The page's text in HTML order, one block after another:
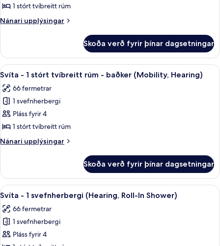
1
stórt
-
baðker
(Mobility,
Hearing)
1 stórt tvíbreitt rúm
Nánari upplýsingar
Nánari
-
stórt
rúm
(Mobility,
Hearing)
Skoða verð fyrir þínar dagsetningar
Skoða
allar
myndir
fyrir
Svíta
-
1
stórt
rúm
baðker
(Mobility,
Hearing)
Rúmföt af bestu gerð, dúnsængur,
7
Svíta - 1 stórt tvíbreitt rúm - baðker (Mobility, Hearing)
66 fermetrar
1 svefnherbergi
Pláss fyrir 4
1 stórt tvíbreitt rúm
Nánari upplýsingar
Nánari
-
stórt
rúm
(Mobility,
Skoða verð fyrir þínar dagsetningar
Skoða
allar
myndir
fyrir
Svíta
Rúmföt af bestu gerð, dúnsængur,
7
Svíta - 1 svefnherbergi (Hearing, Roll-In Shower)
66 fermetrar
1 svefnherbergi
Pláss fyrir 4